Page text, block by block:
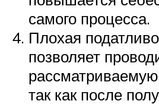
самого процесса.
Плохая
позволяет
так как после